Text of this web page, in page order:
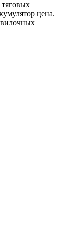
цена.